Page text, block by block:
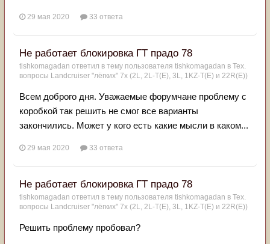
29 мая 2020 33 ответа
Не работает блокировка ГТ прадо 78
tishkomagadan ответил в тему пользователя tishkomagadan в Тех.
вопросы Landcruiser "лёгких" 7x (2L, 2L-T(Е), 3L, 1KZ-T(E) и 22R(Е))
Всем доброго дня. Уважаемые форумчане проблему с
коробкой так решить не смог все варианты
закончились. Может у кого есть какие мысли в каком...
29 мая 2020 33 ответа
Не работает блокировка ГТ прадо 78
tishkomagadan ответил в тему пользователя tishkomagadan в Тех.
вопросы Landcruiser "лёгких" 7x (2L, 2L-T(Е), 3L, 1KZ-T(E) и 22R(Е))
Решить проблему пробовал?